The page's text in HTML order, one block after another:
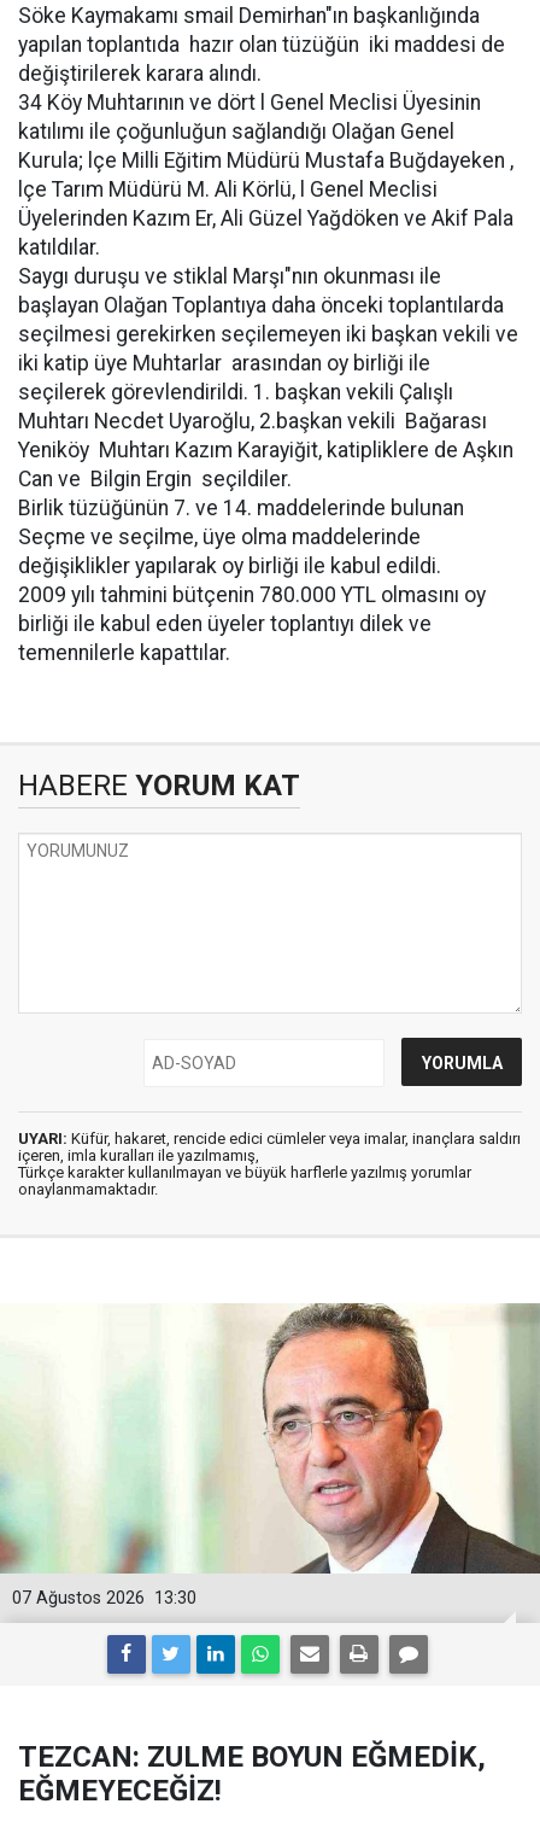
Söke Kaymakamı smail Demirhan"ın başkanlığında
yapılan toplantıda hazır olan tüzüğün iki maddesi de
değiştirilerek karara alındı.
34 Köy Muhtarının ve dört l Genel Meclisi Üyesinin
katılımı ile çoğunluğun sağlandığı Olağan Genel
Kurula; lçe Milli Eğitim Müdürü Mustafa Buğdayeken ,
lçe Tarım Müdürü M. Ali Körlü, l Genel Meclisi
Üyelerinden Kazım Er, Ali Güzel Yağdöken ve Akif Pala
katıldılar.
Saygı duruşu ve stiklal Marşı"nın okunması ile
başlayan Olağan Toplantıya daha önceki toplantılarda
seçilmesi gerekirken seçilemeyen iki başkan vekili ve
iki katip üye Muhtarlar arasından oy birliği ile
seçilerek görevlendirildi. 1. başkan vekili Çalışlı
Muhtarı Necdet Uyaroğlu, 2.başkan vekili Bağarası
Yeniköy Muhtarı Kazım Karayiğit, katipliklere de Aşkın
Can ve Bilgin Ergin seçildiler.
Birlik tüzüğünün 7. ve 14. maddelerinde bulunan
Seçme ve seçilme, üye olma maddelerinde
değişiklikler yapılarak oy birliği ile kabul edildi.
2009 yılı tahmini bütçenin 780.000 YTL olmasını oy
birliği ile kabul eden üyeler toplantıyı dilek ve
temennilerle kapattılar.
HABERE YORUM KAT
UYARI: Küfür, hakaret, rencide edici cümleler veya imalar, inançlara saldırı
içeren, imla kuralları ile yazılmamış,
Türkçe karakter kullanılmayan ve büyük harflerle yazılmış yorumlar
onaylanmamaktadır.
13:30
07 Ağustos 2026
TEZCAN: ZULME BOYUN EĞMEDİK,
EĞMEYECEĞİZ!